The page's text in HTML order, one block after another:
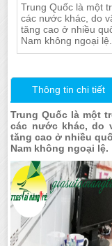
Trung Quốc là một
các nước khác, do
tăng cao ở nhiều
Nam không ngoại lệ.
Thông tin chi tiết
Trung Quốc là một
các nước khác, do
tăng cao ở nhiều
Nam không ngoại lệ.